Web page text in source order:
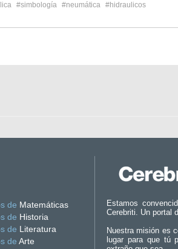
#simbología #neumática #hidraulicos
de Matemáticas
de Historia
de Literatura
de Arte
Estamos
Cerebriti. Un portal
Nuestra misión es
lugar para que tú